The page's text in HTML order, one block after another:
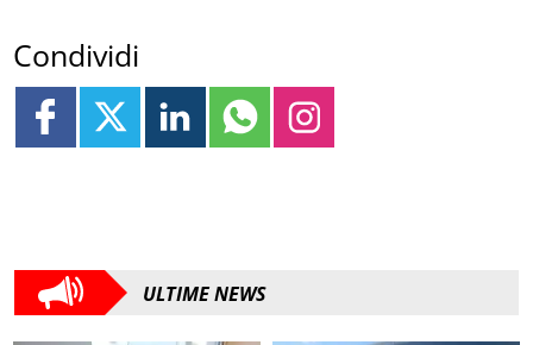
Condividi
ULTIME NEWS